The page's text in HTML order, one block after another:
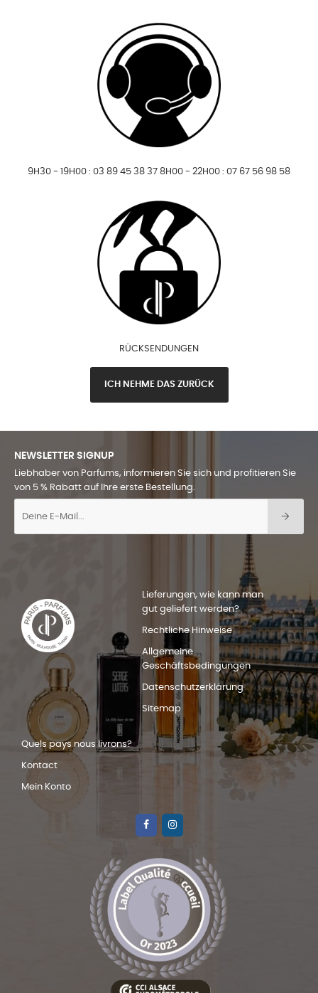
9H30 - 19H00 : 03 89 45 38 37 8H00 - 22H00 : 07 67 56 98 58
RÜCKSENDUNGEN
ICH NEHME DAS ZURÜCK
NEWSLETTER SIGNUP
Liebhaber von Parfums, informieren Sie sich und profitieren Sie
von 5 % Rabatt auf Ihre erste Bestellung.
Lieferungen, wie kann man
gut geliefert werden?
Rechtliche Hinweise
Allgemeine
Geschäftsbedingungen
Datenschutzerklärung
Sitemap
Quels pays nous livrons?
Kontact
Mein Konto